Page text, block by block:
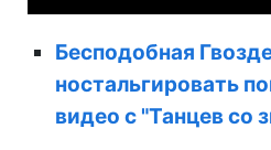
Бесподобная
ностальгировать
видео с "Танцев со